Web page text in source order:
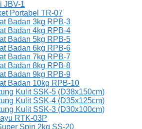
JBV-1
Portabel TR-07
Badan 3kg RPB-3
Badan 4kg RPB-4
Badan 5kg RPB-5
Badan 6kg RPB-6
Badan 7kg RPB-7
Badan 8kg RPB-8
Badan 9kg RPB-9
Badan 10kg RPB-10
Kulit SSK-5 (D38x150cm)
Kulit SSK-4 (D35x125cm)
Kulit SSK-3 (D30x100cm)
RTK-03P
Spin 2kg SS-20